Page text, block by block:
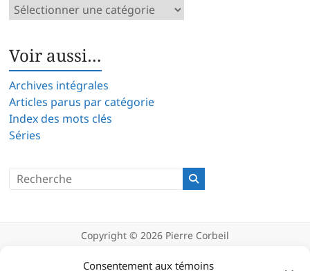
Consentement aux témoins
Catégories
Voir aussi…
Archives intégrales
Articles parus par catégorie
Index des mots clés
Séries
Copyright © 2026 Pierre Corbeil